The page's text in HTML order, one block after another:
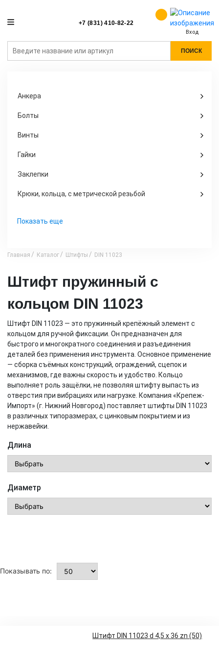
+7 (831) 410-82-22
Вход
ПОИСК
Анкера
Болты
Винты
Гайки
Заклепки
Крюки, кольца, с метрической резьбой
Показать еще
Главная Каталог Штифты DIN 11023
Штифт пружинный с
кольцом DIN 11023
Штифт DIN 11023 — это пружинный крепёжный элемент с
кольцом для ручной фиксации. Он предназначен для
быстрого и многократного соединения и разъединения
деталей без применения инструмента. Основное применение
— сборка съёмных конструкций, ограждений, сцепок и
механизмов, где важны скорость и удобство. Кольцо
выполняет роль защёлки, не позволяя штифту выпасть из
отверстия при вибрациях или нагрузке. Компания «Крепеж-
Импорт» (г. Нижний Новгород) поставляет штифты DIN 11023
в различных типоразмерах, с цинковым покрытием и из
нержавейки.
Длина
Диаметр
Показывать по:
Штифт DIN 11023 d 4,5 x 36 zn (50)